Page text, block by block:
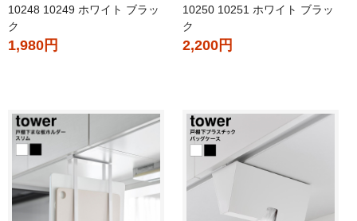
10248 10249 ホワイト ブラッ
ク
1,980円
10250 10251 ホワイト ブラッ
ク
2,200円